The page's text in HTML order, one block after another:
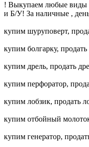
! Выкупаем любые виды
и Б/У! За наличные ,
купим шуруповерт,
купим болгарку, продать
купим дрель, продать
купим перфоратор,
купим лобзик, продать
купим отбойный
купим генератор,